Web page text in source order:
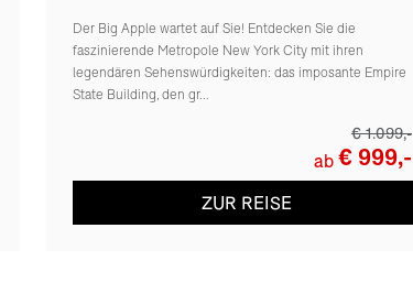
Der Big Apple wartet auf Sie! Entdecken Sie die
faszinierende Metropole New York City mit ihren
legendären Sehenswürdigkeiten: das imposante Empire
State Building, den gr...
€ 1.099,-
ab € 999,-
ZUR REISE